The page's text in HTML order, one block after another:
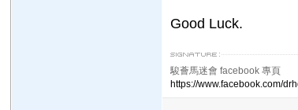
Good Luck.
駿薈馬迷會 facebook 專頁
https://www.facebook.com/